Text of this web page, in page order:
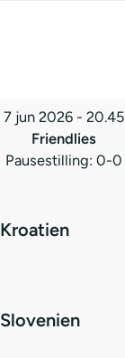
7 jun 2026 - 20.45
Friendlies
Pausestilling: 0-0
Kroatien
Slovenien